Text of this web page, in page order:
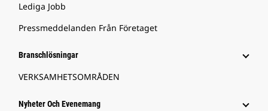
Lediga Jobb
Pressmeddelanden Från Företaget
Branschlösningar
VERKSAMHETSOMRÅDEN
Nyheter Och Evenemang